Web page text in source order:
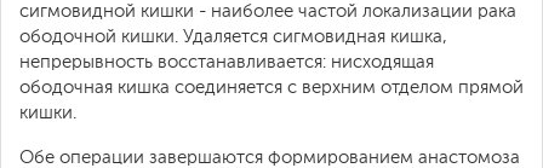
сигмовидной кишки - наиболее частой локализации рака
ободочной кишки. Удаляется сигмовидная кишка,
непрерывность восстанавливается: нисходящая
ободочная кишка соединяется с верхним отделом прямой
кишки.
Обе операции завершаются формированием анастомоза